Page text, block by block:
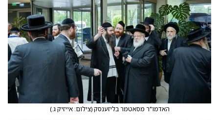
האדמו"ר מסאטמר בליזענסק(צילום: אייזיק ג.)